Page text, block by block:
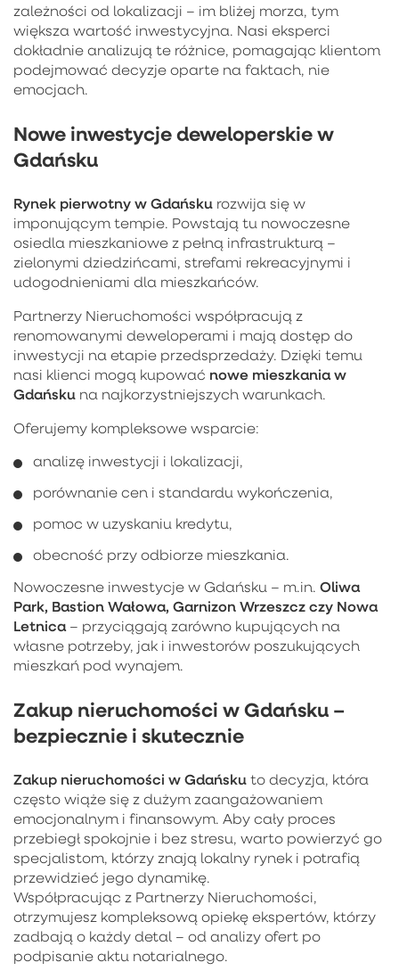
zależności od lokalizacji – im bliżej morza, tym
większa wartość inwestycyjna. Nasi eksperci
dokładnie analizują te różnice, pomagając klientom
podejmować decyzje oparte na faktach, nie
emocjach.
Nowe inwestycje deweloperskie w
Gdańsku
Rynek pierwotny w Gdańsku rozwija się w
imponującym tempie. Powstają tu nowoczesne
osiedla mieszkaniowe z pełną infrastrukturą –
zielonymi dziedzińcami, strefami rekreacyjnymi i
udogodnieniami dla mieszkańców.
Partnerzy Nieruchomości współpracują z
renomowanymi deweloperami i mają dostęp do
inwestycji na etapie przedsprzedaży. Dzięki temu
nasi klienci mogą kupować nowe mieszkania w
Gdańsku na najkorzystniejszych warunkach.
Oferujemy kompleksowe wsparcie:
analizę inwestycji i lokalizacji,
porównanie cen i standardu wykończenia,
pomoc w uzyskaniu kredytu,
obecność przy odbiorze mieszkania.
Nowoczesne inwestycje w Gdańsku – m.in. Oliwa
Park, Bastion Wałowa, Garnizon Wrzeszcz czy Nowa
Letnica – przyciągają zarówno kupujących na
własne potrzeby, jak i inwestorów poszukujących
mieszkań pod wynajem.
Zakup nieruchomości w Gdańsku –
bezpiecznie i skutecznie
Zakup nieruchomości w Gdańsku to decyzja, która
często wiąże się z dużym zaangażowaniem
emocjonalnym i finansowym. Aby cały proces
przebiegł spokojnie i bez stresu, warto powierzyć go
specjalistom, którzy znają lokalny rynek i potrafią
przewidzieć jego dynamikę.
Współpracując z Partnerzy Nieruchomości,
otrzymujesz kompleksową opiekę ekspertów, którzy
zadbają o każdy detal – od analizy ofert po
podpisanie aktu notarialnego.